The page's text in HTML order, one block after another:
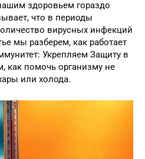
здоровьем гораздо
что в периоды
вирусных инфекций
мы разберем, как работает
Укрепляем Защиту в
как помочь организму не
или холода.